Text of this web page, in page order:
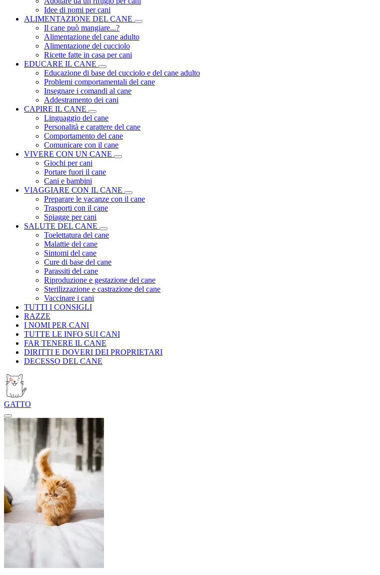
Idee di nomi per cani
ALIMENTAZIONE DEL CANE
Il cane può mangiare...?
Alimentazione del cane adulto
Alimentazione del cucciolo
Ricette fatte in casa per cani
EDUCARE IL CANE
Educazione di base del cucciolo e del cane adulto
Problemi comportamentali del cane
Insegnare i comandi al cane
Addestramento dei cani
CAPIRE IL CANE
Linguaggio del cane
Personalità e carattere del cane
Comportamento del cane
Comunicare con il cane
VIVERE CON UN CANE
Giochi per cani
Portare fuori il cane
Cani e bambini
VIAGGIARE CON IL CANE
Preparare le vacanze con il cane
Trasporti con il cane
Spiagge per cani
SALUTE DEL CANE
Toelettatura del cane
Malattie del cane
Sintomi del cane
Cure di base del cane
Parassiti del cane
Riproduzione e gestazione del cane
Sterilizzazione e castrazione del cane
Vaccinare i cani
TUTTI I CONSIGLI
RAZZE
I NOMI PER CANI
TUTTE LE INFO SUI CANI
FAR TENERE IL CANE
DIRITTI E DOVERI DEI PROPRIETARI
DECESSO DEL CANE
GATTO